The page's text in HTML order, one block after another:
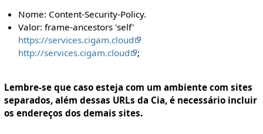
Nome: Content-Security-Policy.
Valor: frame-ancestors 'self'
https://services.cigam.cloud
http://services.cigam.cloud
;
Lembre-se que caso esteja com um ambiente com sites
separados, além dessas URLs da Cia, é necessário incluir
os endereços dos demais sites.